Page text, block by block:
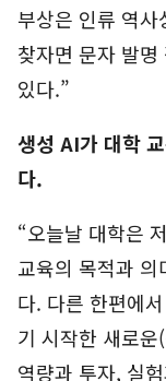
부상은 인류 역
찾자면 문자 발
있다.”
생성 AI가 대학
다.
“오늘날 대학은
교육의 목적과
다. 다른 한편에
기 시작한 새로
역량과 투자, 실